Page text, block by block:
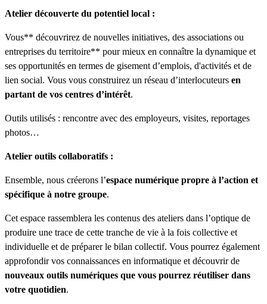
Atelier découverte du potentiel local :
Vous** découvrirez de nouvelles initiatives, des associations ou
entreprises du territoire** pour mieux en connaître la dynamique et
ses opportunités en termes de gisement d’emplois, d'activités et de
lien social. Vous vous construirez un réseau d’interlocuteurs en
partant de vos centres d’intérêt.
Outils utilisés : rencontre avec des employeurs, visites, reportages
photos…
Atelier outils collaboratifs :
Ensemble, nous créerons l’espace numérique propre à l’action et
spécifique à notre groupe.
Cet espace rassemblera les contenus des ateliers dans l’optique de
produire une trace de cette tranche de vie à la fois collective et
individuelle et de préparer le bilan collectif. Vous pourrez également
approfondir vos connaissances en informatique et découvrir de
nouveaux outils numériques que vous pourrez réutiliser dans
votre quotidien.